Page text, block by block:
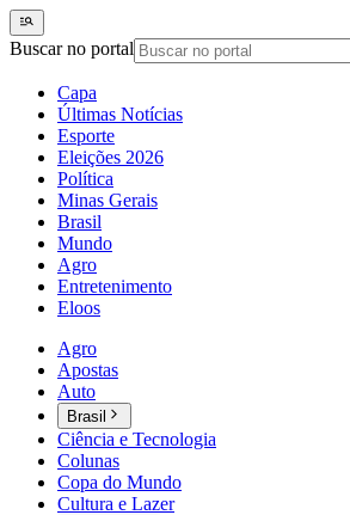
Buscar no portal
Capa
Últimas Notícias
Esporte
Eleições 2026
Política
Minas Gerais
Brasil
Mundo
Agro
Entretenimento
Eloos
Agro
Apostas
Auto
Brasil
Ciência e Tecnologia
Colunas
Copa do Mundo
Cultura e Lazer